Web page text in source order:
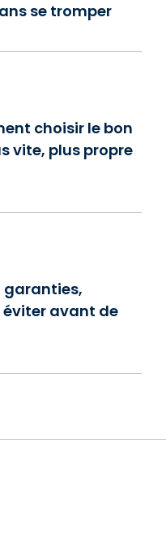
se tromper
choisir le bon
vite, plus propre
garanties,
avant de